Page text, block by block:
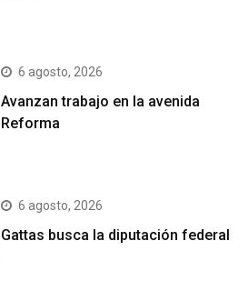
6 agosto, 2026
Avanzan trabajo en la avenida
Reforma
6 agosto, 2026
Gattas busca la diputación federal